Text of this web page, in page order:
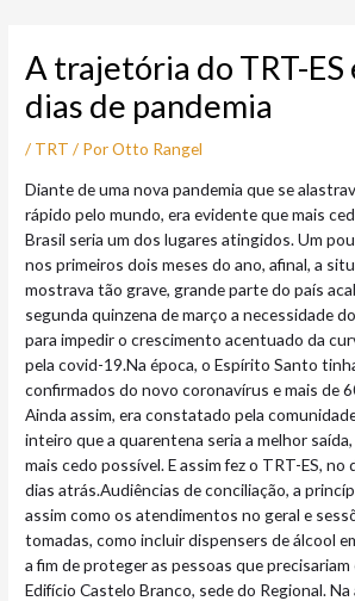
conteúdo
A trajetória do TRT-ES
dias de pandemia
/ TRT / PorOtto Rangel
​Diante de uma nova pandemia que se
rápido pelo mundo, era evidente que mais
Brasil seria um dos lugares atingidos. Um
nos primeiros dois meses do ano, afinal, a
mostrava tão grave, grande parte do país
segunda quinzena de março a necessidade
para impedir o crescimento acentuado da
pela covid-19.Na época, o Espírito Santo
confirmados do novo coronavírus e mais de
Ainda assim, era constatado pela
inteiro que a quarentena seria a melhor
mais cedo possível. E assim fez o TRT-ES, no
dias atrás.Audiências de conciliação, a
assim como os atendimentos no geral e
tomadas, como incluir dispensers de álcool
a fim de proteger as pessoas que
Edifício Castelo Branco, sede do Regional.